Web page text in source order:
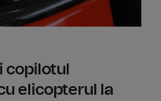
copilotul
elicopterul la